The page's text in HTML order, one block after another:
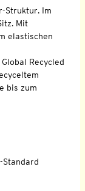
Struktur. Im
Mit
elastischen
Recycled
bis zum
Standard